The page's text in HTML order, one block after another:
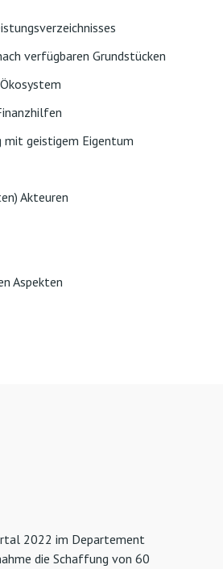
verfügbaren Grundstücken
mit geistigem Eigentum
Akteuren
Aspekten
2022 im Departement
die Schaffung von 60